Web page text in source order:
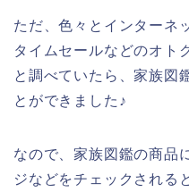
ただ、色々とインターネ
タイムセールなどのオト
と調べていたら、家族図
とができました♪
なので、家族図鑑の商品
ジなどをチェックされる